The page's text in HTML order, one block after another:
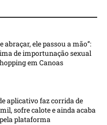
abraçar, ele passou a mão”:
de importunação sexual
em Canoas
aplicativo faz corrida de
sofre calote e ainda acaba
plataforma